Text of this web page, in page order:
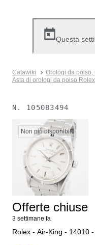
Questa
Catawiki Orologi da polso,
Asta di orologi da polso Rolex
N. 105083494
Non più disponibile
Offerte chiuse
3 settimane fa
Rolex - Air-King - 14010